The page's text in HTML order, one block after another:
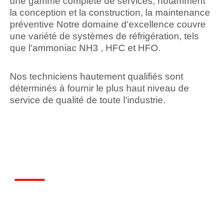
la conception et la construction, la maintenance
préventive Notre domaine d'excellence couvre
une variété de systèmes de réfrigération, tels
que l'ammoniac NH3 , HFC et HFO.
Nos techniciens hautement qualifiés sont
déterminés à fournir le plus haut niveau de
service de qualité de toute l'industrie.